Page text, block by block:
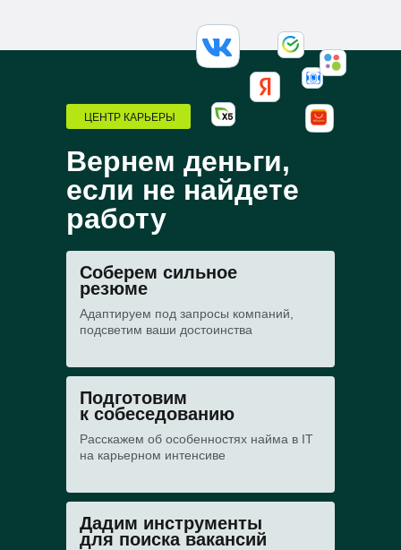
Вернем деньги,
если не найдете
работу
ЦЕНТР КАРЬЕРЫ
Дадим инструменты
для поиска вакансий
Расскажем об особенностях найма в IT
на карьерном интенсиве
Подготовим
к собеседованию
Адаптируем под запросы компаний,
подсветим ваши достоинства
Соберем сильное
резюме